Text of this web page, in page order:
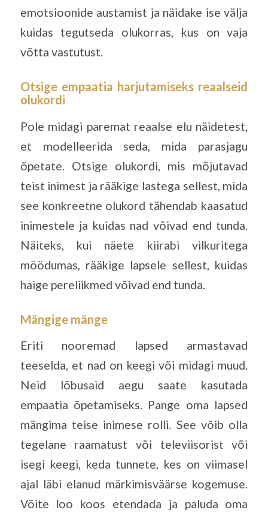
emotsioonide austamist ja näidake ise välja
kuidas tegutseda olukorras, kus on vaja
võtta vastutust.
Otsige empaatia harjutamiseks reaalseid
olukordi
Pole midagi paremat reaalse elu näidetest,
et modelleerida seda, mida parasjagu
õpetate. Otsige olukordi, mis mõjutavad
teist inimest ja rääkige lastega sellest, mida
see konkreetne olukord tähendab kaasatud
inimestele ja kuidas nad võivad end tunda.
Näiteks, kui näete kiirabi vilkuritega
möödumas, rääkige lapsele sellest, kuidas
haige pereliikmed võivad end tunda.
Mängige mänge
Eriti nooremad lapsed armastavad
teeselda, et nad on keegi või midagi muud.
Neid lõbusaid aegu saate kasutada
empaatia õpetamiseks. Pange oma lapsed
mängima teise inimese rolli. See võib olla
tegelane raamatust või televiisorist või
isegi keegi, keda tunnete, kes on viimasel
ajal läbi elanud märkimisväärse kogemuse.
Võite loo koos etendada ja paluda oma